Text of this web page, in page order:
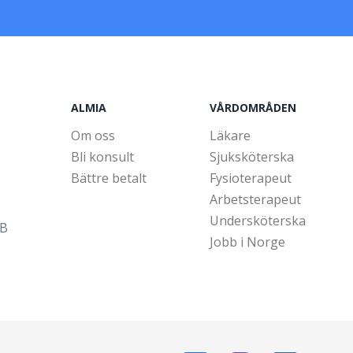
ALMIA
Om oss
Bli konsult
Bättre betalt
VÅRDOMRÅDEN
Läkare
Sjuksköterska
Fysioterapeut
Arbetsterapeut
Undersköterska
Jobb i Norge